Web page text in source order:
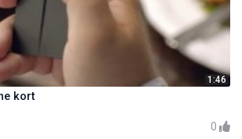
1:46
kort
0